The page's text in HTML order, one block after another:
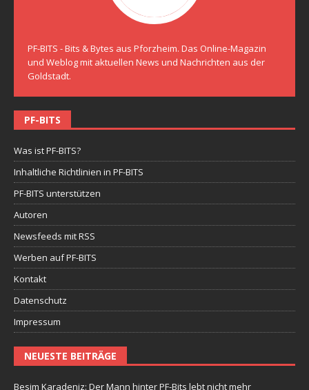
PF-BITS - Bits & Bytes aus Pforzheim. Das Online-Magazin
und Weblog mit aktuellen News und Nachrichten aus der
Goldstadt.
PF-BITS
Was ist PF-BITS?
Inhaltliche Richtlinien in PF-BITS
PF-BITS unterstützen
Autoren
Newsfeeds mit RSS
Werben auf PF-BITS
Kontakt
Datenschutz
Impressum
NEUESTE BEITRÄGE
Besim Karadeniz: Der Mann hinter PF-Bits lebt nicht mehr